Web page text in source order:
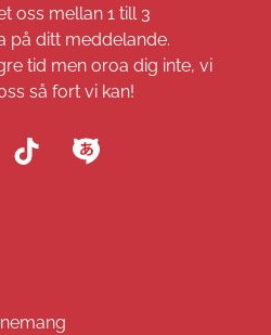
oss mellan 1 till 3
på ditt meddelande.
tid men oroa dig inte, vi
så fort vi kan!